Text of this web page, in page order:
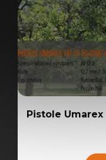
Pistole Umarex